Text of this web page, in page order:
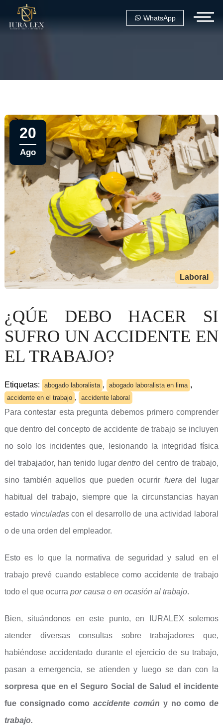
WhatsApp
Laboral
20
Ago
¿QÚE DEBO HACER SI
SUFRO UN ACCIDENTE EN
EL TRABAJO?
Etiquetas: abogado laboralista , abogado laboralista en lima ,
accidente en el trabajo , accidente laboral
Para contestar esta pregunta debemos primero comprender
que dentro del concepto de accidente de trabajo se incluyen
no solo los incidentes que, lesionando la integridad física
del trabajador, han tenido lugardentrodel centro de trabajo,
sino también aquellos que pueden ocurrir fueradel lugar
habitual del trabajo, siempre que la circunstancias hayan
estado vinculadascon el desarrollo de una actividad laboral
o de una orden del empleador.
Esto es lo que la normativa de seguridad y salud en el
trabajo prevé cuando establece como accidente de trabajo
todo el que ocurra por causa o en ocasión al trabajo.
Bien, situándonos en este punto, en IURALEX solemos
atender diversas consultas sobre trabajadores que,
habiéndose accidentado durante el ejercicio de su trabajo,
pasan a emergencia, se atienden y luego se dan con la
sorpresa que en el Seguro Social de Salud el incidente
fue consignado comoaccidente común y no como de
trabajo.